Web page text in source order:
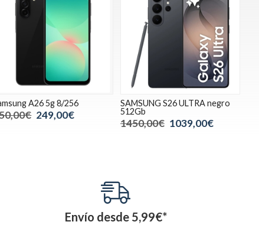
A26 5g 8/256
249,00€
SAMSUNG S26 ULTRA negro
512Gb
1450,00€ 1039,00€
Envío desde 5,99€*